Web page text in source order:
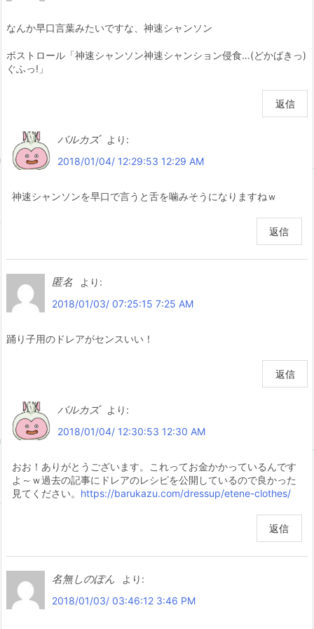
なんか早口言葉みたいですな、神速シャンソン
ボストロール「神速シャンソン神速シャンション侵食…(どかばきっ)
ぐふっ!」
返信
バルカズ
より:
2018/01/04/ 12:29:53 12:29 AM
神速シャンソンを早口で言うと舌を噛みそうになりますねｗ
返信
匿名
より:
2018/01/03/ 07:25:15 7:25 AM
踊り子用のドレアがセンスいい！
返信
バルカズ
より:
2018/01/04/ 12:30:53 12:30 AM
おお！ありがとうございます。これってお金かかっているんです
よ～ｗ過去の記事にドレアのレシピを公開しているので良かった
見てください。 https://barukazu.com/dressup/etene-clothes/
返信
名無しのぽん
より:
2018/01/03/ 03:46:12 3:46 PM